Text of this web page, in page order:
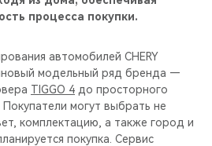
процесса покупки.
автомобилей CHERY
модельный ряд бренда —
TIGGO 4 до просторного
. Покупатели могут выбрать не
комплектацию, а также город и
покупка. Сервис